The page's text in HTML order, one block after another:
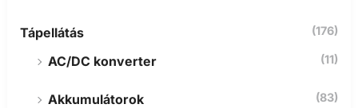
Tápellátás (176)
AC/DC konverter (11)
Akkumulátorok (83)